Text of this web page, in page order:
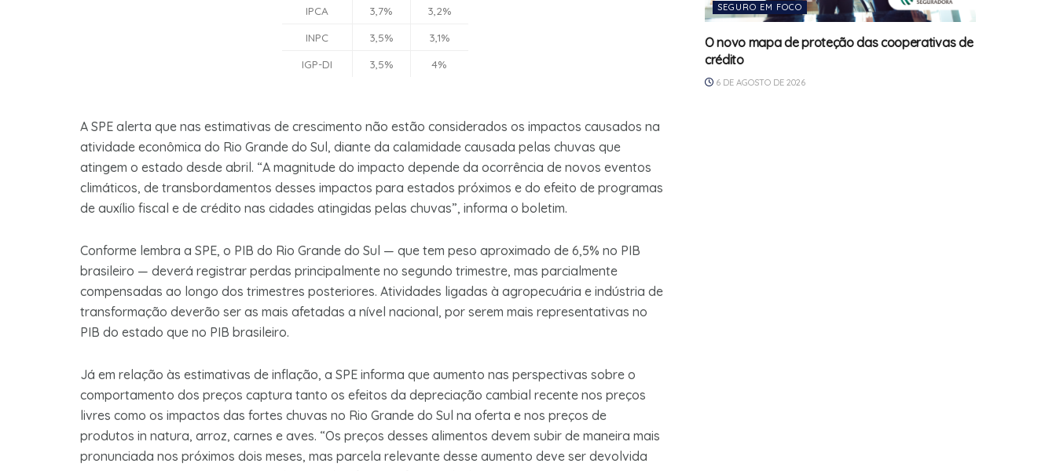
IPCA
3,7%
3,2%
INPC
3,5%
3,1%
IGP-DI
3,5% 4%
A SPE alerta que nas estimativas de crescimento não estão considerados os impactos causados na
atividade econômica do Rio Grande do Sul, diante da calamidade causada pelas chuvas que
atingem o estado desde abril. “A magnitude do impacto depende da ocorrência de novos eventos
climáticos, de transbordamentos desses impactos para estados próximos e do efeito de programas
de auxílio fiscal e de crédito nas cidades atingidas pelas chuvas”, informa o boletim.
Conforme lembra a SPE, o PIB do Rio Grande do Sul — que tem peso aproximado de 6,5% no PIB
brasileiro — deverá registrar perdas principalmente no segundo trimestre, mas parcialmente
compensadas ao longo dos trimestres posteriores. Atividades ligadas à agropecuária e indústria de
transformação deverão ser as mais afetadas a nível nacional, por serem mais representativas no
PIB do estado que no PIB brasileiro.
Já em relação às estimativas de inflação, a SPE informa que aumento nas perspectivas sobre o
comportamento dos preços captura tanto os efeitos da depreciação cambial recente nos preços
livres como os impactos das fortes chuvas no Rio Grande do Sul na oferta e nos preços de
produtos in natura, arroz, carnes e aves. “Os preços desses alimentos devem subir de maneira mais
pronunciada nos próximos dois meses, mas parcela relevante desse aumento deve ser devolvida
SEGURO EM FOCO
O novo mapa de proteção das cooperativas de
crédito
6 DE AGOSTO DE 2026